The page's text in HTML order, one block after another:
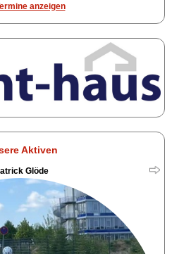
anzeigen
Aktiven
Glöde